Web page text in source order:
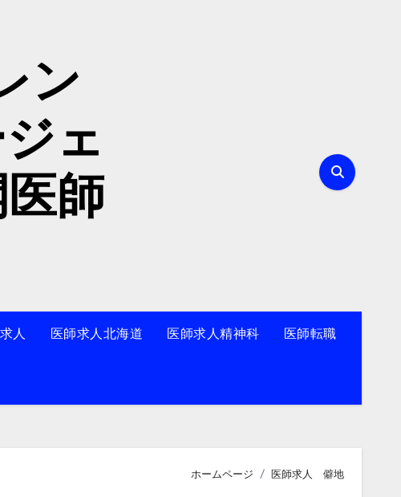
ン
ェ
師
人 医師求人北海道 医師求人精神科 医師転職
ホームページ 医師求人 僻地